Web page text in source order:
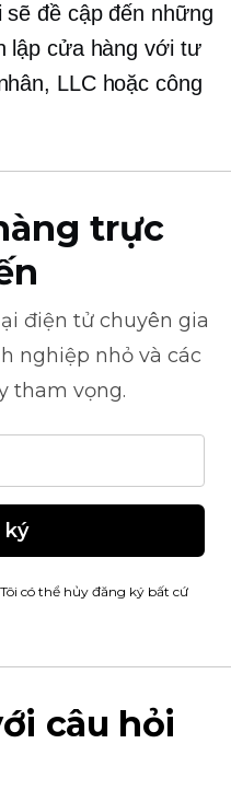
đề cập đến những
lập cửa hàng với tư
LLC hoặc công
trực
điện tử chuyên gia
nghiệp nhỏ và các
tham vọng.
có thể hủy đăng ký bất cứ
câu hỏi